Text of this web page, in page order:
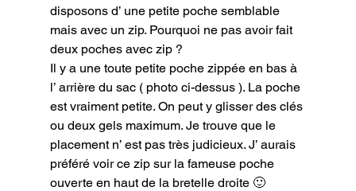
disposons d’ une petite poche semblable
mais avec un zip. Pourquoi ne pas avoir fait
deux poches avec zip ?
Il y a une toute petite poche zippée en bas à
l’ arrière du sac ( photo ci-dessus ). La poche
est vraiment petite. On peut y glisser des clés
ou deux gels maximum. Je trouve que le
placement n’ est pas très judicieux. J’ aurais
préféré voir ce zip sur la fameuse poche
ouverte en haut de la bretelle droite 🙂